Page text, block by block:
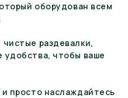
оборудован всем
раздевалки,
чтобы ваше
просто наслаждайтесь